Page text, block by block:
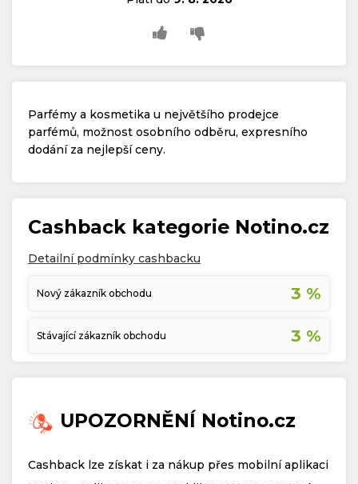
Parfémy a kosmetika u největšího prodejce
parfémů, možnost osobního odběru, expresního
dodání za nejlepší ceny.
Cashback kategorie Notino.cz
Detailní podmínky cashbacku
Nový zákazník obchodu 3 %
Stávající zákazník obchodu 3 %
UPOZORNĚNÍ Notino.cz
Cashback lze získat i za nákup přes mobilní aplikaci